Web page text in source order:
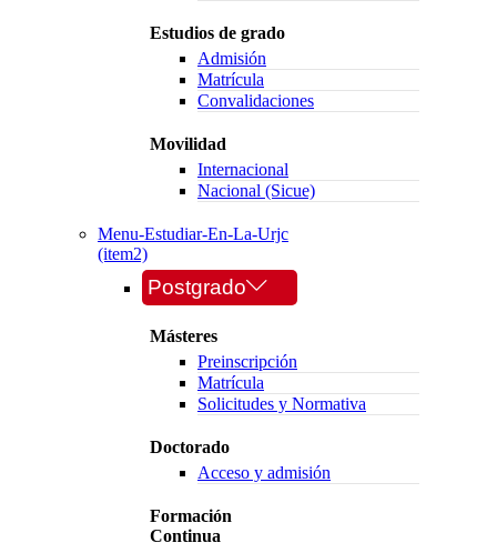
Estudios de grado
Admisión
Matrícula
Convalidaciones
Movilidad
Internacional
Nacional (Sicue)
Menu-Estudiar-En-La-Urjc
(item2)
Postgrado
Másteres
Preinscripción
Matrícula
Solicitudes y Normativa
Doctorado
Acceso y admisión
Formación
Continua